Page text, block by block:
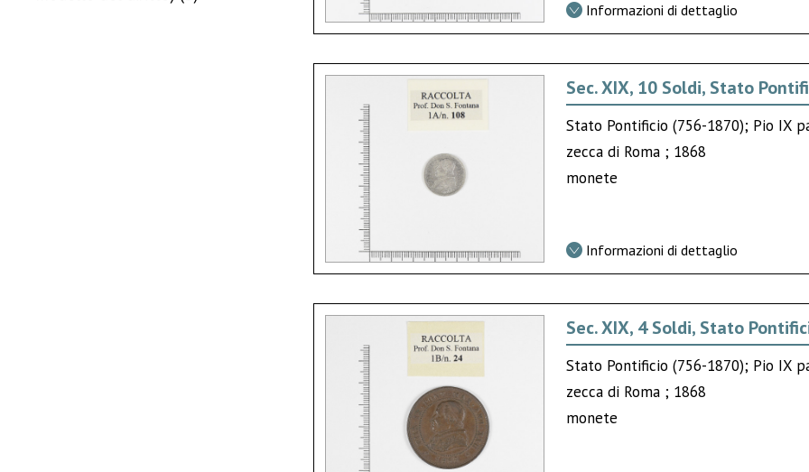
Informazioni di dettaglio
Sec. XIX, 10 Soldi, Stato
Stato Pontificio (756-1870); Pio IX
zecca di Roma ; 1868
monete
Informazioni di dettaglio
Sec. XIX, 4 Soldi, Stato
Stato Pontificio (756-1870); Pio IX
zecca di Roma ; 1868
monete